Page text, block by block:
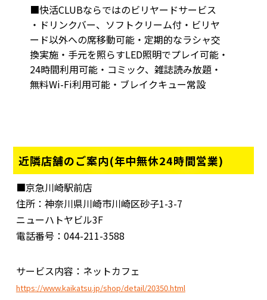
■快活CLUBならではのビリヤードサービス
・ドリンクバー、ソフトクリーム付・ビリヤ
ード以外への席移動可能・定期的なラシャ交
換実施・手元を照らすLED照明でプレイ可能・
24時間利用可能・コミック、雑誌読み放題・
無料Wi-Fi利用可能・ブレイクキュー常設
近隣店舗のご案内(年中無休24時間営業)
■京急川崎駅前店
住所：神奈川県川崎市川崎区砂子1-3-7
ニューハトヤビル3F
電話番号：044-211-3588
サービス内容：ネットカフェ
https://www.kaikatsu.jp/shop/detail/20350.html